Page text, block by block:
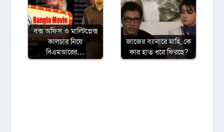
বক্স অফিস ও মাল্টিপ্লেক্স
কালচার নিয়ে
বিএমআরের…
জাজের ব্যানারে মাহি, কে
কার হাত ধরে ফিরছে?